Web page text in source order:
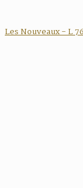
Les Nouveaux - L